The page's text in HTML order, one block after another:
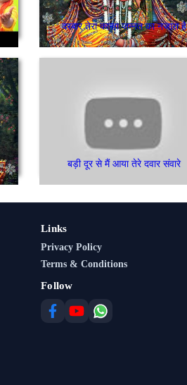
दरबार तेरा कान्हा जन्नत का नजारा है
बड़ी दूर से मैं आया तेरे दवार संवारे
Links
Privacy Policy
Terms & Conditions
Follow